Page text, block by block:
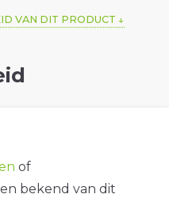
VAN DIT PRODUCT
of
bekend van dit